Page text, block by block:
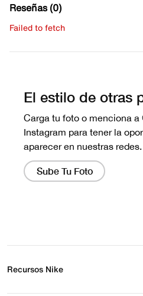
Reseñas (0)
Failed to fetch
Recursos Nike